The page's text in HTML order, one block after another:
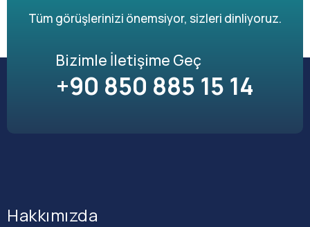
Tüm görüşlerinizi önemsiyor, sizleri dinliyoruz.
Bizimle İletişime Geç
+90 850 885 15 14
Hakkımızda